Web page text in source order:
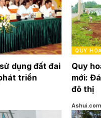
dụng đất đai
triển
QUY
Quy
mới:
đô thị
Ashui.com